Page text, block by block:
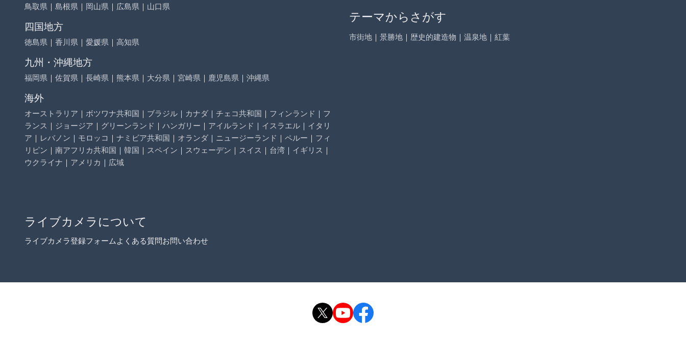
鳥取県 ｜ 島根県 ｜ 岡山県 ｜ 広島県 ｜ 山口県
四国地方
徳島県 ｜ 香川県 ｜ 愛媛県 ｜ 高知県
九州・沖縄地方
福岡県 ｜ 佐賀県 ｜ 長崎県 ｜ 熊本県 ｜ 大分県 ｜ 宮崎県 ｜ 鹿児島県 ｜ 沖縄県
海外
オーストラリア ｜ ボツワナ共和国 ｜ ブラジル ｜ カナダ ｜ チェコ共和国 ｜ フィンランド ｜ フ
ランス ｜ ジョージア ｜ グリーンランド ｜ ハンガリー ｜ アイルランド ｜ イスラエル ｜ イタリ
ア ｜ レバノン ｜ モロッコ ｜ ナミビア共和国 ｜ オランダ ｜ ニュージーランド ｜ ペルー ｜ フィ
リピン ｜ 南アフリカ共和国 ｜ 韓国 ｜ スペイン ｜ スウェーデン ｜ スイス ｜ 台湾 ｜ イギリス ｜
ウクライナ ｜ アメリカ ｜ 広域
テーマからさがす
市街地 ｜ 景勝地 ｜ 歴史的建造物 ｜ 温泉地 ｜ 紅葉
ライブカメラについて
ライブカメラ登録フォームよくある質問お問い合わせ